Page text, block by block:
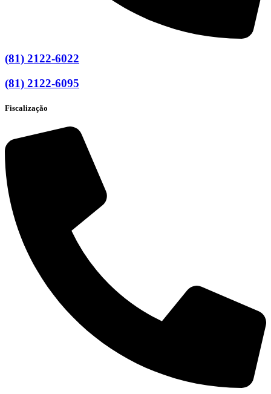
(81) 2122-6022
(81) 2122-6095
Fiscalização